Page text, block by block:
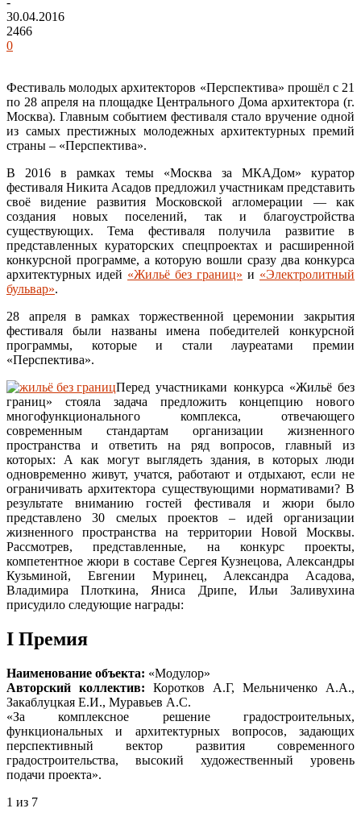
30.04.2016
2466
0
Фестиваль молодых архитекторов «Перспектива» прошёл с 21
по 28 апреля на площадке Центрального Дома архитектора (г.
Москва). Главным событием фестиваля стало вручение одной
из самых престижных молодежных архитектурных премий
страны – «Перспектива».
В 2016 в рамках темы «Москва за МКАДом» куратор
фестиваля Никита Асадов предложил участникам представить
своё видение развития Московской агломерации — как
создания новых поселений, так и благоустройства
существующих. Тема фестиваля получила развитие в
представленных кураторских спецпроектах и расширенной
конкурсной программе, а которую вошли сразу два конкурса
архитектурных идей «Жильё без границ» и «Электролитный
бульвар».
28 апреля в рамках торжественной церемонии закрытия
фестиваля были названы имена победителей конкурсной
программы, которые и стали лауреатами премии
«Перспектива».
Перед участниками конкурса «Жильё без
границ» стояла задача предложить концепцию нового
многофункционального комплекса, отвечающего
современным стандартам организации жизненного
пространства и ответить на ряд вопросов, главный из
которых: А как могут выглядеть здания, в которых люди
одновременно живут, учатся, работают и отдыхают, если не
ограничивать архитектора существующими нормативами? В
результате вниманию гостей фестиваля и жюри было
представлено 30 смелых проектов – идей организации
жизненного пространства на территории Новой Москвы.
Рассмотрев, представленные, на конкурс проекты,
компетентное жюри в составе Сергея Кузнецова, Александры
Кузьминой, Евгении Муринец, Александра Асадова,
Владимира Плоткина, Яниса Дрипе, Ильи Заливухина
присудило следующие награды:
I Премия
Наименование объекта: «Модулор»
Авторский коллектив: Коротков А.Г, Мельниченко А.А.,
Закаблуцкая Е.И., Муравьев А.С.
«За комплексное решение градостроительных,
функциональных и архитектурных вопросов, задающих
перспективный вектор развития современного
градостроительства, высокий художественный уровень
подачи проекта».
1 из 7